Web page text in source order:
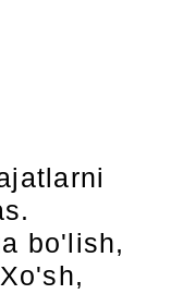
bo'lish,